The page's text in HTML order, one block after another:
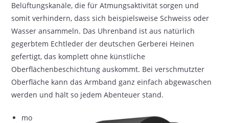
Belüftungskanäle, die für Atmungsaktivität sorgen und
somit verhindern, dass sich beispielsweise Schweiss oder
Wasser ansammeln. Das Uhrenband ist aus natürlich
gegerbtem Echtleder der deutschen Gerberei Heinen
gefertigt, das komplett ohne künstliche
Oberflächenbeschichtung auskommt. Bei verschmutzter
Oberfläche kann das Armband ganz einfach abgewaschen
werden und hält so jedem Abenteuer stand.
mo